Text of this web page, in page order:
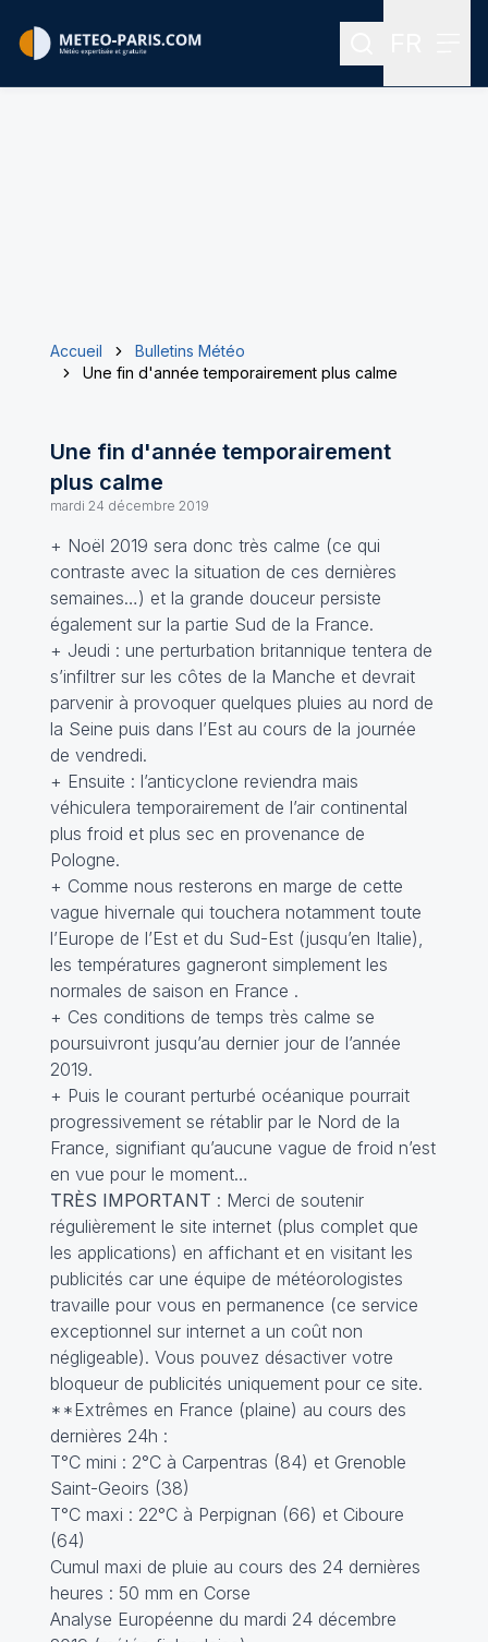
Rechercher
Accueil
Bulletins Météo
Une fin d'année temporairement plus calme
Une fin d'année temporairement
plus calme
mardi 24 décembre 2019
+ Noël 2019 sera donc très calme (ce qui
contraste avec la situation de ces dernières
semaines…) et la grande douceur persiste
également sur la partie Sud de la France.
+ Jeudi : une perturbation britannique tentera de
s’infiltrer sur les côtes de la Manche et devrait
parvenir à provoquer quelques pluies au nord de
la Seine puis dans l’Est au cours de la journée
de vendredi.
+ Ensuite : l’anticyclone reviendra mais
véhiculera temporairement de l’air continental
plus froid et plus sec en provenance de
Pologne.
+ Comme nous resterons en marge de cette
vague hivernale qui touchera notamment toute
l’Europe de l’Est et du Sud-Est (jusqu’en Italie),
les températures gagneront simplement les
normales de saison en France .
+ Ces conditions de temps très calme se
poursuivront jusqu’au dernier jour de l’année
2019.
+ Puis le courant perturbé océanique pourrait
progressivement se rétablir par le Nord de la
France, signifiant qu’aucune vague de froid n’est
en vue pour le moment…
TRÈS IMPORTANT : Merci de soutenir
régulièrement le site internet (plus complet que
les applications) en affichant et en visitant les
publicités car une équipe de météorologistes
travaille pour vous en permanence (ce service
exceptionnel sur internet a un coût non
négligeable). Vous pouvez désactiver votre
bloqueur de publicités uniquement pour ce site.
**Extrêmes en France (plaine) au cours des
dernières 24h :
T°C mini : 2°C à Carpentras (84) et Grenoble
Saint-Geoirs (38)
T°C maxi : 22°C à Perpignan (66) et Ciboure
(64)
Cumul maxi de pluie au cours des 24 dernières
heures : 50 mm en Corse
Analyse Européenne du mardi 24 décembre